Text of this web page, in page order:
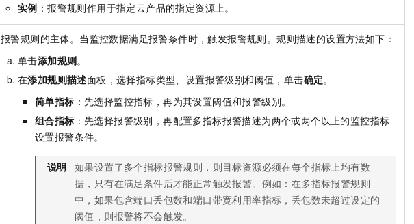
实例 ：报警规则作用于指定云产品的指定资源上。
报警规则的主体。当监控数据满足报警条件时，触发报警规则。规则描述的设置方法如下：
单击添加规则。
在添加规则描述面板，选择指标类型、设置报警级别和阈值，单击确定。
简单指标 ：先选择监控指标，再为其设置阈值和报警级别。
组合指标 ：先选择报警级别，再配置多指标报警描述为两个或两个以上的监控指标
设置报警条件。
说明 如果设置了多个指标报警规则，则目标资源必须在每个指标上均有数
据，只有在满足条件后才能正常触发报警。例如：在多指标报警规则
中，如果包含端口丢包数和端口带宽利用率指标，丢包数未超过设定的
阈值，则报警将不会触发。